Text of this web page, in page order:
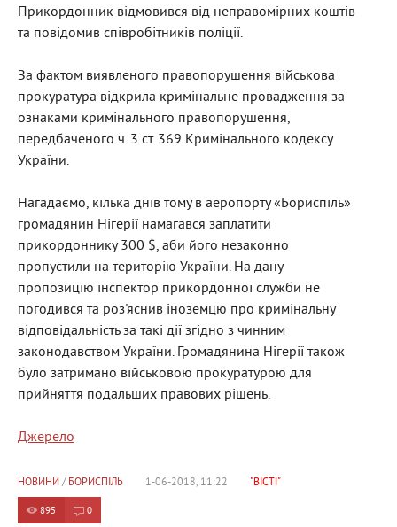
Прикордонник відмовився від неправомірних коштів
та повідомив співробітників поліції.
За фактом виявленого правопорушення військова
прокуратура відкрила кримінальне провадження за
ознаками кримінального правопорушення,
передбаченого ч. 3 ст. 369 Кримінального кодексу
України.
Нагадаємо, кілька днів тому в аеропорту «Бориспіль»
громадянин Нігерії намагався заплатити
прикордоннику 300 $, аби його незаконно
пропустили на територію України. На дану
пропозицію інспектор прикордонної служби не
погодився та роз'яснив іноземцю про кримінальну
відповідальність за такі дії згідно з чинним
законодавством України. Громадянина Нігерії також
було затримано військовою прокуратурою для
прийняття подальших правових рішень.
Джерело
НОВИНИ/ БОРИСПІЛЬ 1-06-2018, 11:22 "ВІСТІ"
895 0